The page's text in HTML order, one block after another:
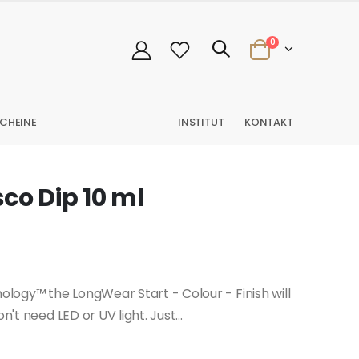
0
KONTAKT
INSTITUT
Dip 10 ml
the LongWear Start - Colour - Finish will
need LED or UV light. Just...